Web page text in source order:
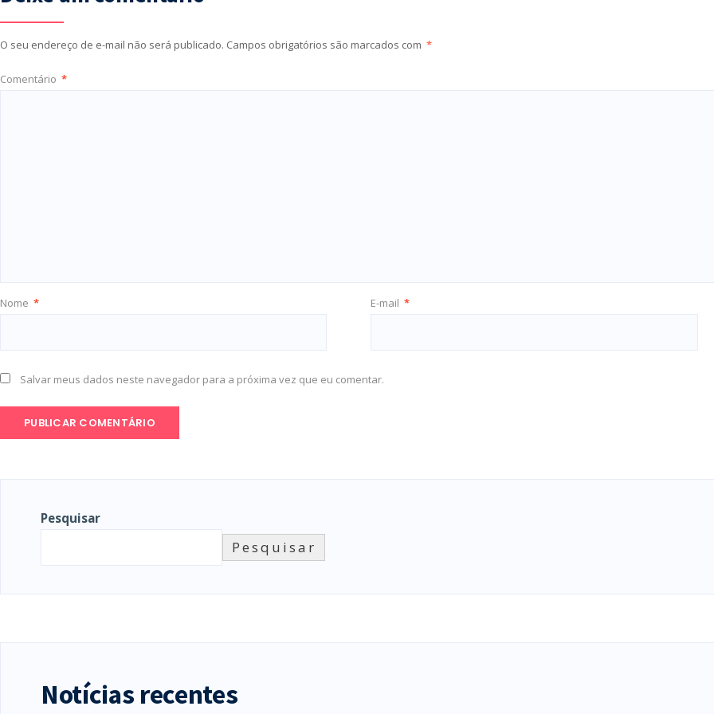
O seu endereço de e-mail não será publicado. Campos obrigatórios são marcados com *
Comentário *
Nome * E-mail *
Salvar meus dados neste navegador para a próxima vez que eu comentar.
Pesquisar
Pesquisar
Notícias recentes